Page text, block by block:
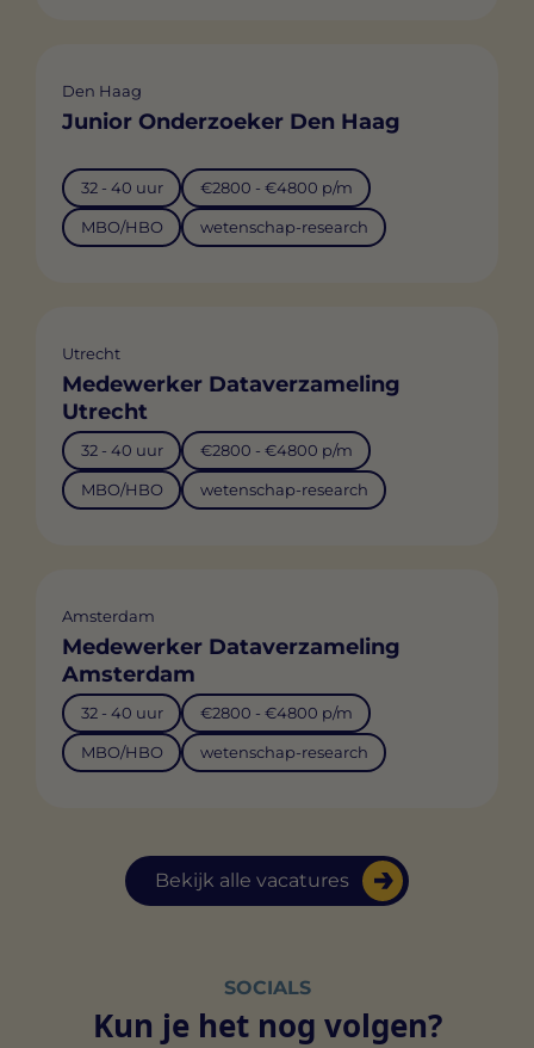
Bekijk alle vacatures
Den Haag
Junior Onderzoeker Den Haag
32 - 40 uur €2800 - €4800 p/m
MBO/HBO wetenschap-research
Utrecht
Medewerker Dataverzameling
Utrecht
32 - 40 uur €2800 - €4800 p/m
MBO/HBO wetenschap-research
Amsterdam
Medewerker Dataverzameling
Amsterdam
32 - 40 uur €2800 - €4800 p/m
MBO/HBO wetenschap-research
SOCIALS
Kun je het nog volgen?